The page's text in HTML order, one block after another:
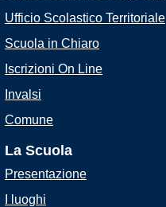
Ufficio Scolastico Territoriale
Scuola in Chiaro
Iscrizioni On Line
Invalsi
Comune
La Scuola
Presentazione
I luoghi